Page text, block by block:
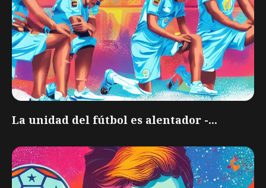
La unidad del fútbol es alentador -...